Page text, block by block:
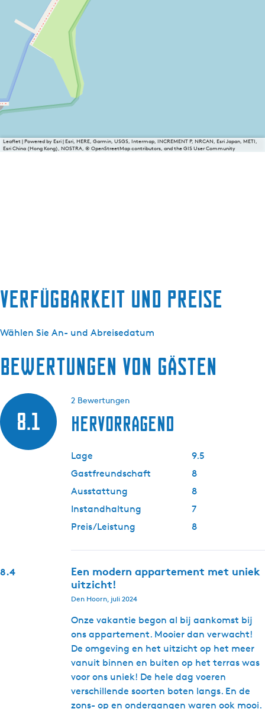
Leaflet|Powered by Esri | Esri, HERE, Garmin, USGS, Intermap, INCREMENT P, NRCAN, Esri Japan, METI,
Esri China (Hong Kong), NOSTRA, © OpenStreetMap contributors, and the GIS User Community
Verfügbarkeit und Preise
Wählen Sie An- und Abreisedatum
Bewertungen von Gästen
8.1
2 Bewertungen
Hervorragend
Lage
9.5
Gastfreundschaft
8
Ausstattung
8
Instandhaltung
7
Preis/Leistung
8
8.4
Een modern appartement met uniek
uitzicht!
Den Hoorn, juli 2024
Onze vakantie begon al bij aankomst bij
ons appartement. Mooier dan verwacht!
De omgeving en het uitzicht op het meer
vanuit binnen en buiten op het terras was
voor ons uniek! De hele dag voeren
verschillende soorten boten langs. En de
zons- op en ondergangen waren ook mooi.